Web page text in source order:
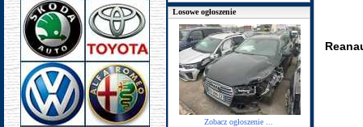
Losowe ogłoszenie
Zobacz ogłoszenie ...